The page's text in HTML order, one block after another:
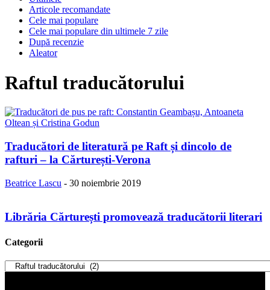
Articole recomandate
Cele mai populare
Cele mai populare din ultimele 7 zile
După recenzie
Aleator
Raftul traducătorului
Traducători de literatură pe Raft și dincolo de
rafturi – la Cărturești-Verona
Beatrice Lascu - 30 noiembrie 2019
Librăria Cărturești promovează traducătorii literari
Categorii
Categorii